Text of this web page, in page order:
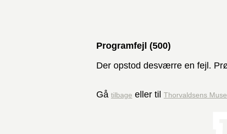
Programfejl (500)
Der opstod desværre en fejl.
Gå tilbage eller til Thorvaldsens